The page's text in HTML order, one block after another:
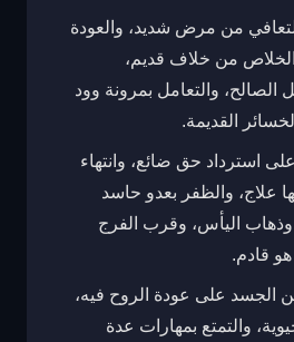
من مرض شديد، والعودة
والخلاص من خلاف قديم،
الصالح، والتعامل بمرونة وود
القديمة.
استرداد حق ضائع، وانتهاء
علاج، والظفر بعدو حاسد
اليأس، وقرب الفرج
هو قادم.
الجسد على عودة الروح فيه،
والتمتع بمهارات عدة